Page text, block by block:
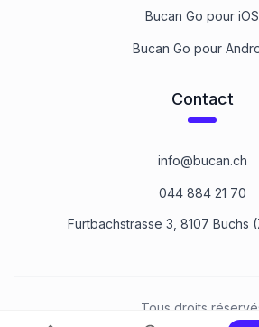
Bucan Go pour iOS
Bucan Go pour
Contact
info@bucan.ch
044 884 21 70
Furtbachstrasse 3, 8107 Buchs
Tous droits